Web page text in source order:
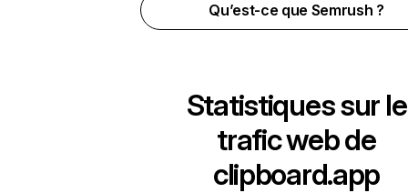
Qu’est-ce que Semrush ?
Statistiques sur le
trafic web de
clipboard.app